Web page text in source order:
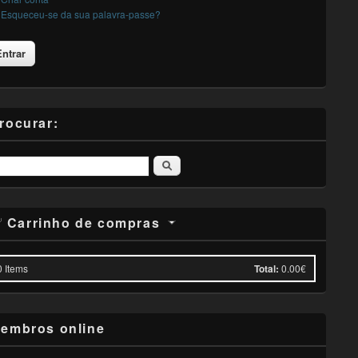
Esqueceu-se da sua palavra-passe?
Pesquisar
Carrinho de compras
Items Total: 0.00€
online